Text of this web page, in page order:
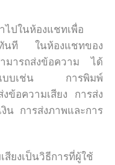
ไปในห้องแชทเพื่อ
นที ในห้องแชทของ
มารถส่งข้อความ ได้
แบบเช่น การพิมพ์
ข้อความเสียง การส่ง
งิน การส่งภาพและการ
สียงเป็นวิธีการที่ผู้ใช้